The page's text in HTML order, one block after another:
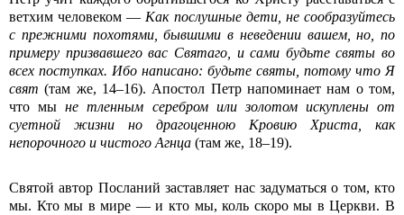
ветхим человеком — Как послушные дети, не сообразуйтесь
с прежними похотями, бывшими в неведении вашем, но, по
примеру призвавшего вас Святаго, и сами будьте святы во
всех поступках. Ибо написано: будьте святы, потому что Я
свят (там же, 14–16). Апостол Петр напоминает нам о том,
что мыне тленным серебром или золотом искуплены от
суетной жизни но драгоценною Кровию Хрис­та, как
непорочного и чистого Агнца (там же, 18–19).
Святой автор Посланий заставляет нас задуматься о том, кто
мы. Кто мы в мире — и кто мы, коль скоро мы в Церкви. В